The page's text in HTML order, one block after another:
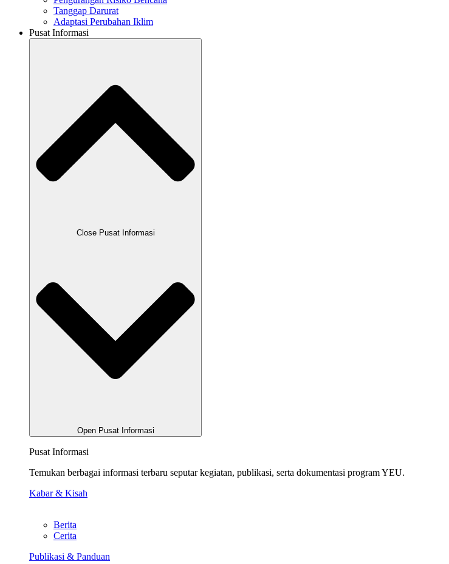
Tanggap Darurat
Adaptasi Perubahan Iklim
Pusat Informasi
Close Pusat Informasi
Open Pusat Informasi
Pusat Informasi
Temukan berbagai informasi terbaru seputar kegiatan, publikasi, serta dokumentasi program YEU.
Kabar & Kisah
Berita
Cerita
Publikasi & Panduan